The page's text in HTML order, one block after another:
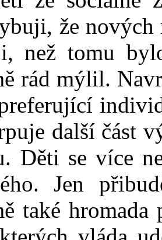
že
než tomu
rád mýlil.
další část
Děti se více
Jen
také